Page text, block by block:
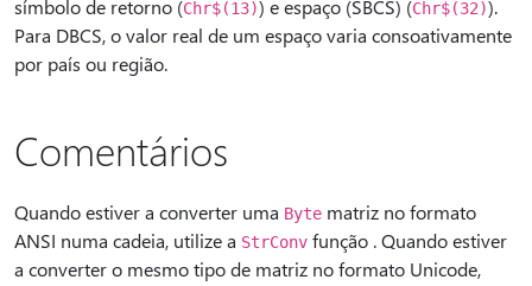
símbolo de retorno (Chr$(13)) e espaço (SBCS) (Chr$(32)).
Para DBCS, o valor real de um espaço varia consoativamente
por país ou região.
Comentários
Quando estiver a converter uma Byte matriz no formato
ANSI numa cadeia, utilize a StrConv função . Quando estiver
a converter o mesmo tipo de matriz no formato Unicode,